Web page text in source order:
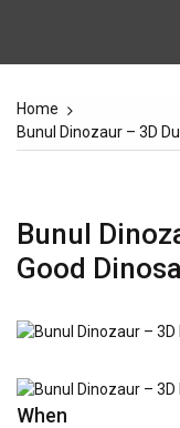
Home
Bunul Dinozaur – 3D
Bunul
Good
When